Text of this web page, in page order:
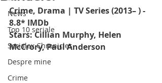
News
Top 10 seriale
Serialex Chronicles
Despre mine
Crime
Crime, Drama | TV Series (2013– ) -
8.8* IMDb
Stars: Cillian Murphy, Helen
McCrory, Paul Anderson